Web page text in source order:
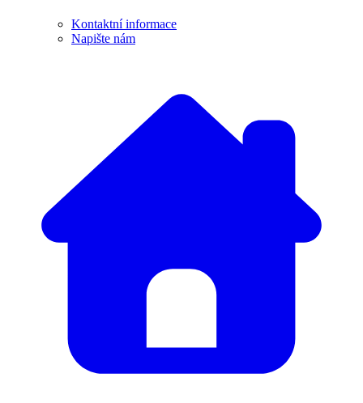
Kontaktní informace
Napište nám